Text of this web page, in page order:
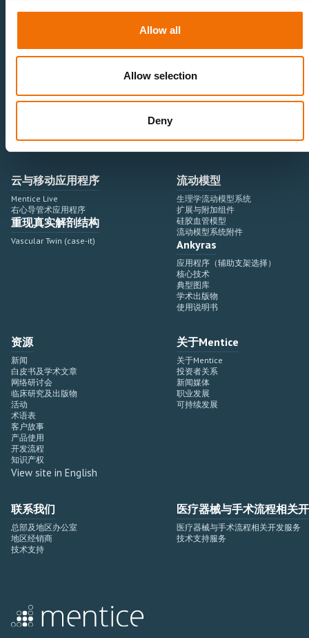
Allow all
Allow selection
Deny
外周血管领域
产品使用
研究与开发
销售与市场营销
专业教育
开发流程
血管造影设备集成 虚拟模拟
云与移动应用程序
Mentice Live
右心导管术应用程序
重现真实解剖结构
Vascular Twin (case-it)
流动模型
生理学流动模型系统
扩展与附加组件
硅胶血管模型
流动模型系统附件
Ankyras
应用程序（辅助支架选择）
核心技术
典型图库
学术出版物
使用说明书
资源
新闻
白皮书及学术文章
网络研讨会
临床研究及出版物
活动
术语表
客户故事
产品使用
开发流程
知识产权
View site in English
关于Mentice
关于Mentice
投资者关系
新闻媒体
职业发展
可持续发展
联系我们
总部及地区办公室
地区经销商
技术支持
医疗器械与手术流程相关
医疗器械与手术流程相关开发服务
技术支持服务